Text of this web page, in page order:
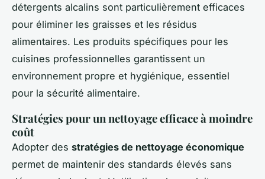
détergents alcalins sont particulièrement efficaces
pour éliminer les graisses et les résidus
alimentaires. Les produits spécifiques pour les
cuisines professionnelles garantissent un
environnement propre et hygiénique, essentiel
pour la sécurité alimentaire.
Stratégies pour un nettoyage efficace à moindre
coût
Adopter des stratégies de nettoyage économique
permet de maintenir des standards élevés sans